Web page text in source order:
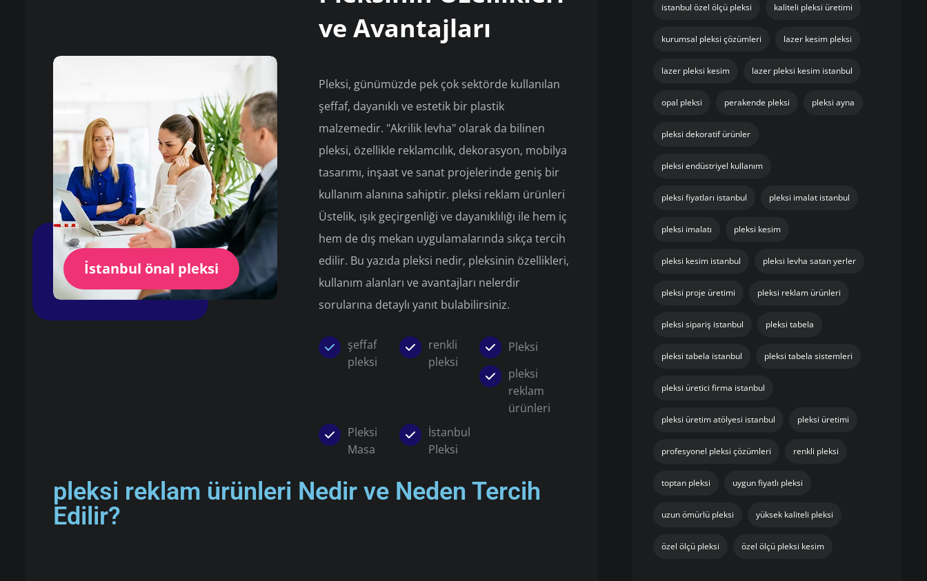
İstanbul önal pleksi
ve Avantajları
Pleksi, günümüzde pek çok sektörde kullanılan
şeffaf, dayanıklı ve estetik bir plastik
malzemedir. "Akrilik levha" olarak da bilinen
pleksi, özellikle reklamcılık, dekorasyon, mobilya
tasarımı, inşaat ve sanat projelerinde geniş bir
kullanım alanına sahiptir. pleksi reklam ürünleri
Üstelik, ışık geçirgenliği ve dayanıklılığı ile hem iç
hem de dış mekan uygulamalarında sıkça tercih
edilir. Bu yazıda pleksi nedir, pleksinin özellikleri,
kullanım alanları ve avantajları nelerdir
sorularına detaylı yanıt bulabilirsiniz.
şeffaf
pleksi
renkli
pleksi
Pleksi
pleksi
reklam
ürünleri
Pleksi
Masa
İstanbul
Pleksi
pleksi reklam ürünleri Nedir ve Neden Tercih
Edilir?
istanbul özel ölçü pleksi kaliteli pleksi üretimi
kurumsal pleksi çözümleri lazer kesim pleksi
lazer pleksi kesim lazer pleksi kesim istanbul
opal pleksi perakende pleksi pleksi ayna
pleksi dekoratif ürünler
pleksi endüstriyel kullanım
pleksi fiyatları istanbul pleksi imalat istanbul
pleksi imalatı pleksi kesim
pleksi kesim istanbul pleksi levha satan yerler
pleksi proje üretimi pleksi reklam ürünleri
pleksi sipariş istanbul pleksi tabela
pleksi tabela istanbul pleksi tabela sistemleri
pleksi üretici firma istanbul
pleksi üretim atölyesi istanbul pleksi üretimi
profesyonel pleksi çözümleri renkli pleksi
toptan pleksi uygun fiyatlı pleksi
uzun ömürlü pleksi yüksek kaliteli pleksi
özel ölçü pleksi özel ölçü pleksi kesim